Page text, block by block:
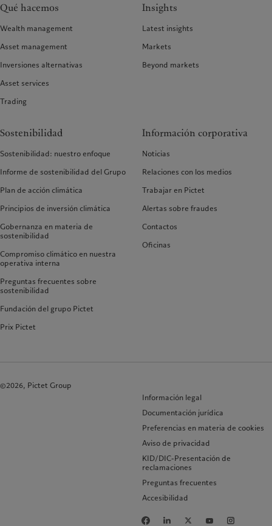
Qué hacemos
Wealth management
Asset management
Inversiones alternativas
Asset services
Trading
Insights
Latest insights
Markets
Beyond markets
Sostenibilidad
Sostenibilidad: nuestro enfoque
Informe de sostenibilidad del Grupo
Plan de acción climática
Principios de inversión climática
Gobernanza en materia de
sostenibilidad
Compromiso climático en nuestra
operativa interna
Preguntas frecuentes sobre
sostenibilidad
Fundación del grupo Pictet
Prix Pictet
Información corporativa
Noticias
Relaciones con los medios
Trabajar en Pictet
Alertas sobre fraudes
Contactos
Oficinas
©2026, Pictet Group
Información legal
Documentación jurídica
Preferencias en materia de cookies
Aviso de privacidad
KID/DIC-Presentación de
reclamaciones
Preguntas frecuentes
Accesibilidad